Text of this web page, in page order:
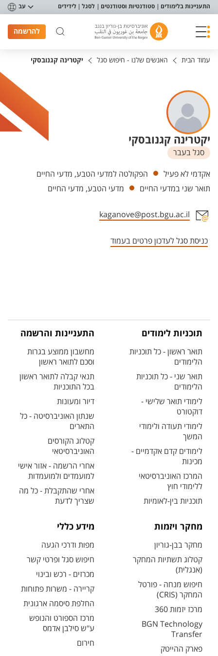
תפריט נגישות
התעניינות בלימודים סטודנטיות וסטודנטים לסגל לידידים עב
להרשמה
עמוד הבית האנשים שלנו - חיפוש סגל יקטרינה קגנובסקי
יקטרינה קגנובסקי
סגל בעבר
יחידות
אקדמי לא פעיל
הפקולטה למדעי הטבע, מדעי החיים
תואר שני במדעי החיים
מדעי הטבע, מדעי החיים
kaganove@post.bgu.ac.il
כניסת סגל לעדכון פרטים בעמוד
תוכניות לימודים
תואר ראשון - כל תוכניות
הלימודים
תואר שני - כל תוכניות
הלימודים
לימודי תואר שלישי -
דוקטורט
לימודי תעודה ולימודי
המשך
לימודים קדם אקדמיים -
מכינות
המרכז האוניברסיטאי
ללימודי חוץ
תוכניות בין-לאומיות
התעניינות והרשמה
מחשבון ממוצע בגרות
וסכם לתואר ראשון
תנאי קבלה לתואר ראשון
בכל התוכניות
דיור ומעונות
שנתון האוניברסיטה - כל
התארים
קטלוג הקורסים
האוניברסיטאי
אחרי הרשמה - אזור אישי
למועמדים ולמועמדות
אחרי שהתקבלת - כל מה
שצריך לדעת
מחקר ויזמות
מחקר בבן-גוריון
קטלוג תשתיות המחקר
(אנגלית)
חיפוש מנחה - פורטל
המחקר (CRIS)
מרכז יזמות 360
BGN Technology
Transfer
פארק ההייטק
מידע כללי
מפות ודרכי הגעה
חיפוש סגל ופרטי קשר
מכרזים - רכש ובינוי
קריירה - משרות פתוחות
החלפת סיסמה ארגונית
מרכז הספורט והנופש
ע"ש סילבן אדמס
חירום